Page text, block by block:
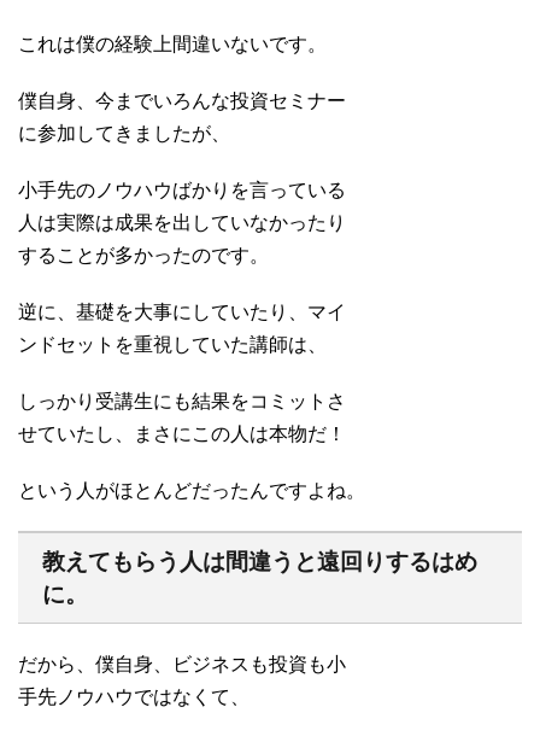
これは僕の経験上間違いないです。
僕自身、今までいろんな投資セミナー
に参加してきましたが、
小手先のノウハウばかりを言っている
人は実際は成果を出していなかったり
することが多かったのです。
逆に、基礎を大事にしていたり、マイ
ンドセットを重視していた講師は、
しっかり受講生にも結果をコミットさ
せていたし、まさにこの人は本物だ！
という人がほとんどだったんですよね。
教えてもらう人は間違うと遠回りするはめ
に。
だから、僕自身、ビジネスも投資も小
手先ノウハウではなくて、